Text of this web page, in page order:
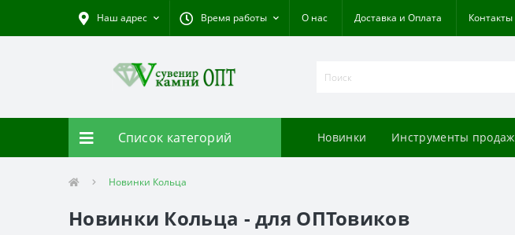
Наш адрес Время работы О нас Доставка и Оплата Контакты
Список категорий Новинки Инструменты продаж
Новинки Кольца
Новинки Кольца - для ОПТовиков